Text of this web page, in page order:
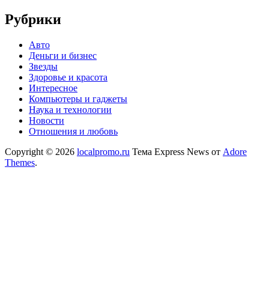
Рубрики
Авто
Деньги и бизнес
Звезды
Здоровье и красота
Интересное
Компьютеры и гаджеты
Наука и технологии
Новости
Отношения и любовь
Copyright © 2026 localpromo.ru Тема Express News от Adore
Themes.